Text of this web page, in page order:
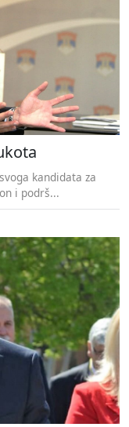
kandidata za
i podrš...